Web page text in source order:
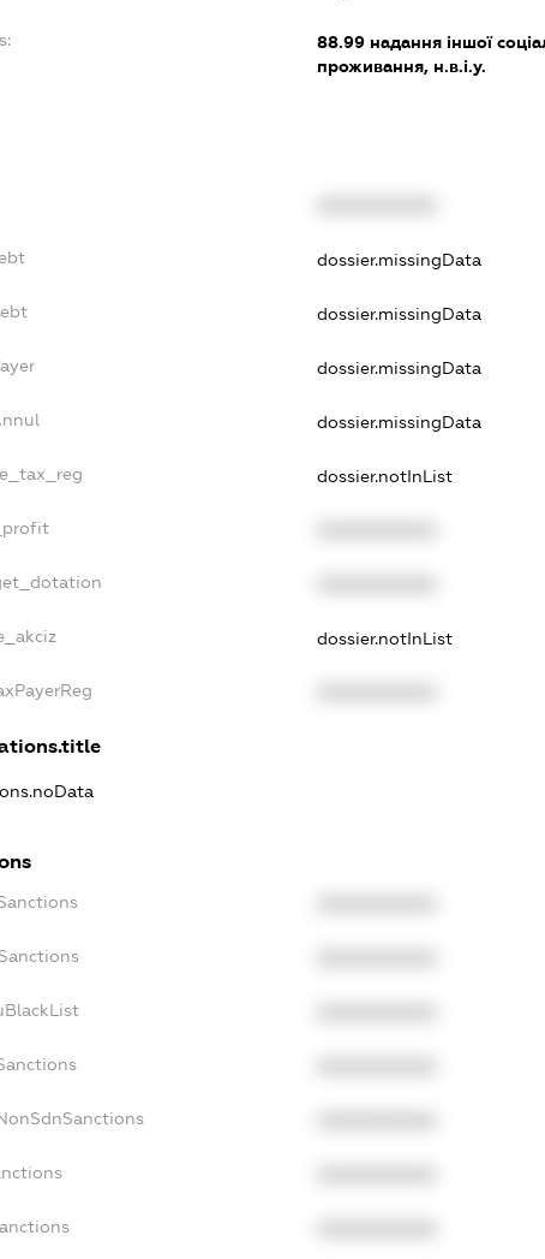
88.99 надання іншої
проживання, н.в.і.у.
dossier.missingData
dossier.missingData
dossier.missingData
dossier.missingData
dossier.notInList
dossier.notInList